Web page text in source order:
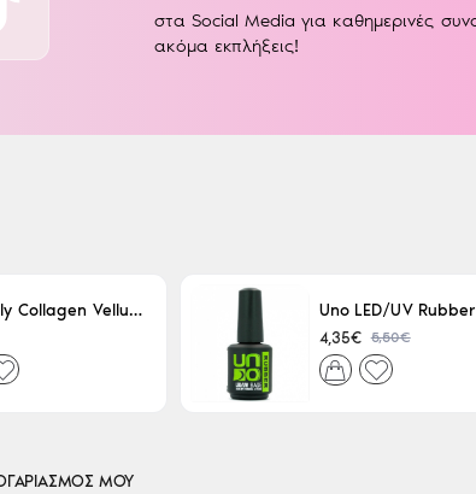
στα Social Media για καθημερινές
ακόμα εκπλήξεις!
Karibelly Collagen Velluto Nero Leaving 250ml
4,35€ 5,50€
ΜΟΥ